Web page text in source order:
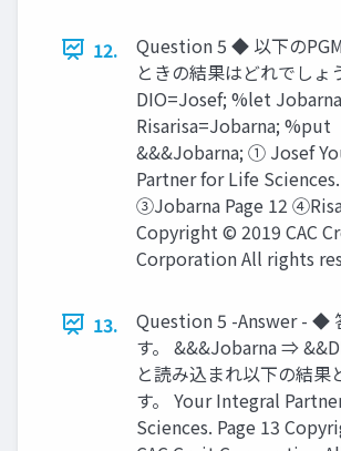
12.
Question 5 ◆ 以下の
ときの結果はどれでし
DIO=Josef; %let
Risarisa=Jobarna; %put
&&&Jobarna; ① Josef
Partner for Life
③Jobarna Page 12
Copyright © 2019 CAC
Corporation All rights
13.
Question 5 -Answer - ◆
す。 &&&Jobarna ⇒
と読み込まれ以下の結果
す。 Your Integral
Sciences. Page 13